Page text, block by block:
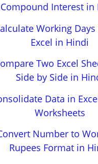
Compound Interest in
Working
Excel in Hindi
Two Excel
Side by Side in
Data in
Worksheets
Number to
Rupees Format in